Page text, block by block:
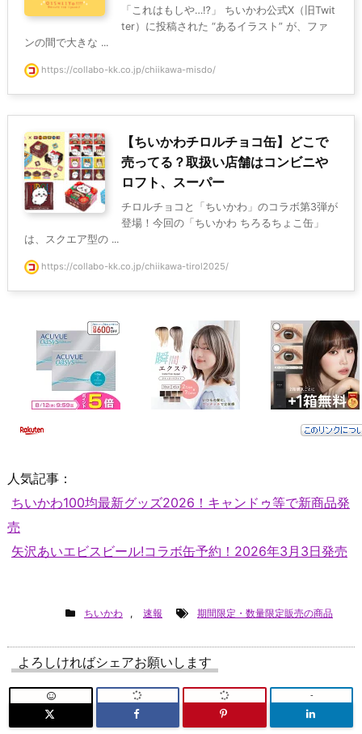
「これはもしや…⁉」 ちいかわ公式X（旧Twit
ter）に投稿された “あるイラスト” が、ファ
ンの間で大きな ...
https://collabo-kk.co.jp/chiikawa-misdo/
【ちいかわチロルチョコ缶】どこで
売ってる？取扱い店舗はコンビニや
ロフト、スーパー
チロルチョコと「ちいかわ」のコラボ第3弾が
登場！今回の「ちいかわ ちろるちょこ缶」
は、スクエア型の ...
https://collabo-kk.co.jp/chiikawa-tirol2025/
人気記事：
ちいかわ100均最新グッズ2026！キャンドゥ等で新商品発
売
矢沢あいエビスビール!コラボ缶予約！2026年3月3日発売
ちいかわ , 速報 期間限定・数量限定販売の商品
よろしければシェアお願いします
-